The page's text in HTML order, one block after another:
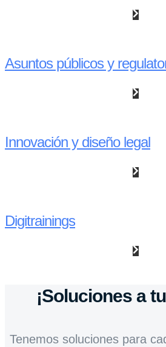
Asuntos públicos y
Innovación y diseño legal
Digitrainings
¡Soluciones a
Tenemos soluciones para